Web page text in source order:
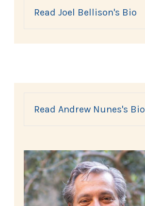
Read Joel Bellison's Bio
Read Andrew Nunes's Bio